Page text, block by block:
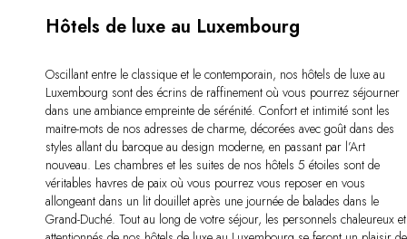
Hôtels de luxe au Luxembourg
Oscillant entre le classique et le contemporain, nos hôtels de luxe au
Luxembourg sont des écrins de raffinement où vous pourrez séjourner
dans une ambiance empreinte de sérénité. Confort et intimité sont les
maitre-mots de nos adresses de charme, décorées avec goût dans des
styles allant du baroque au design moderne, en passant par l’Art
nouveau. Les chambres et les suites de nos hôtels 5 étoiles sont de
véritables havres de paix où vous pourrez vous reposer en vous
allongeant dans un lit douillet après une journée de balades dans le
Grand-Duché. Tout au long de votre séjour, les personnels chaleureux et